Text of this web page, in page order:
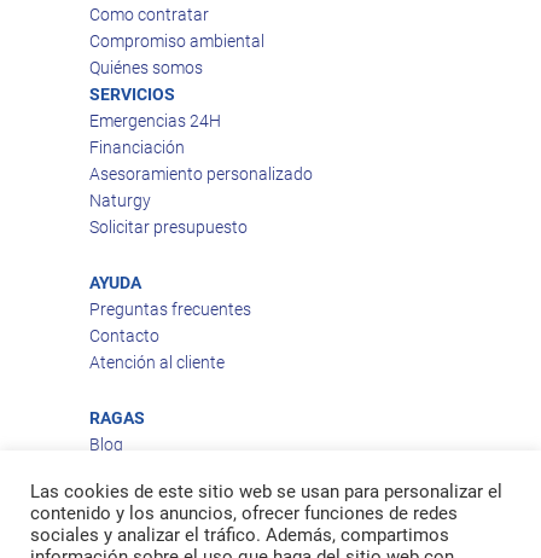
Como contratar
Compromiso ambiental
Quiénes somos
SERVICIOS
Emergencias 24H
Financiación
Asesoramiento personalizado
Naturgy
Solicitar presupuesto
AYUDA
Preguntas frecuentes
Contacto
Atención al cliente
RAGAS
Blog
Política de privacidad
Política de cookies
Política de envío
Las cookies de este sitio web se usan para personalizar el
contenido y los anuncios, ofrecer funciones de redes
sociales y analizar el tráfico. Además, compartimos